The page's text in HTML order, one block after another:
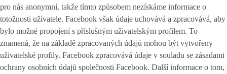
pro nás anonymní, takže tímto způsobem nezískáme informace o
totožnosti uživatele. Facebook však údaje uchovává a zpracovává, aby
bylo možné propojení s příslušným uživatelským profilem. To
znamená, že na základě zpracovaných údajů mohou být vytvořeny
uživatelské profily. Facebook zpracovává údaje v souladu se zásadami
ochrany osobních údajů společnosti Facebook. Další informace o tom,